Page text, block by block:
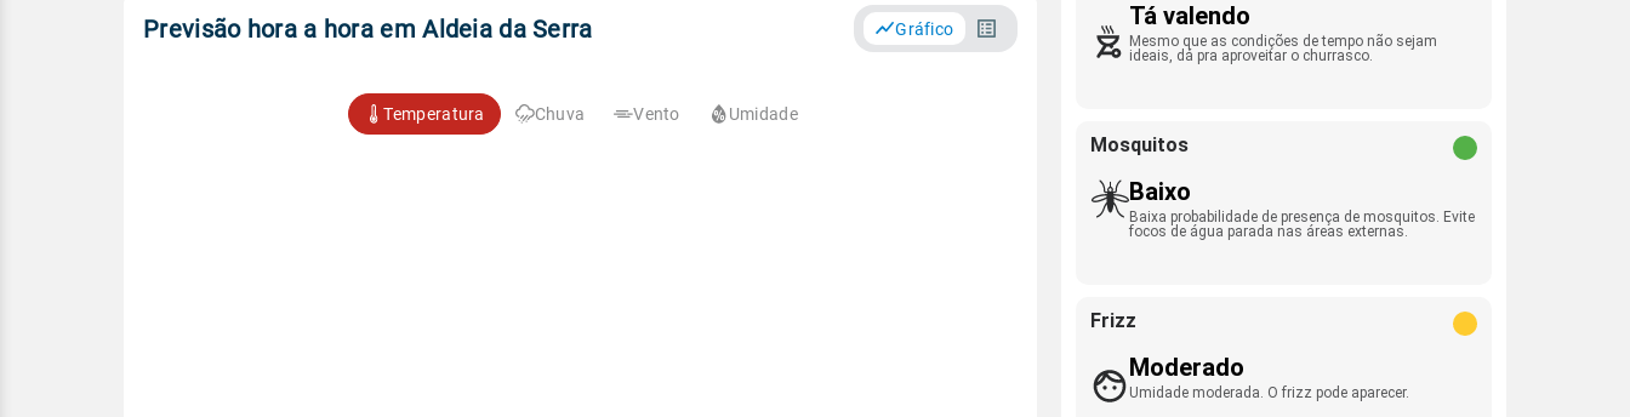
Previsão hora a hora em Aldeia da Serra Gráfico
Temperatura Chuva Vento Umidade
Tá valendo
Mesmo que as condições de tempo não sejam
ideais, dá pra aproveitar o churrasco.
Mosquitos
Baixo
Baixa probabilidade de presença de mosquitos. Evite
focos de água parada nas áreas externas.
Frizz
Moderado
Umidade moderada. O frizz pode aparecer.